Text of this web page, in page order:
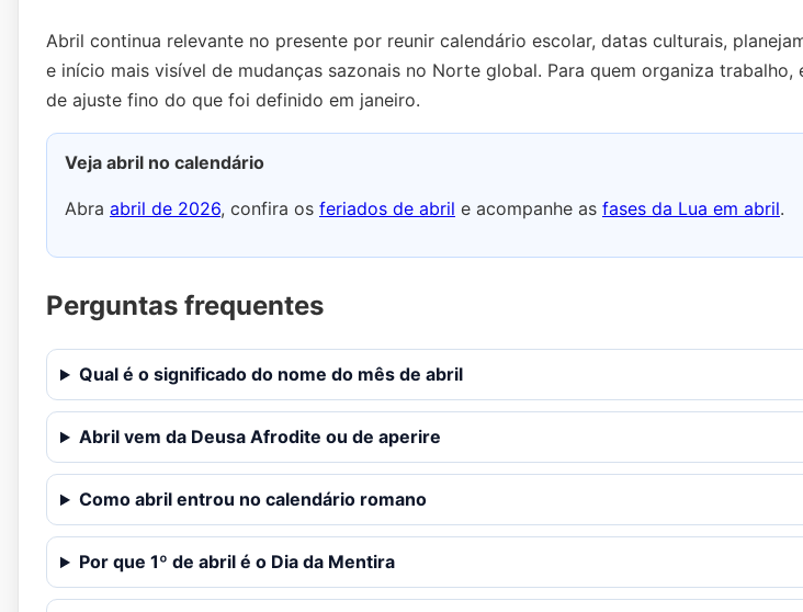
Abril continua relevante no presente por reunir calendário escolar, datas culturais,
e início mais visível de mudanças sazonais no Norte global. Para quem organiza trabalho,
de ajuste fino do que foi definido em janeiro.
Veja abril no calendário
Abra abril de 2026, confira os feriados de abril e acompanhe as fases da Lua em abril.
Perguntas frequentes
Qual é o significado do nome do mês de abril
Abril vem da Deusa Afrodite ou de aperire
Como abril entrou no calendário romano
Por que 1º de abril é o Dia da Mentira